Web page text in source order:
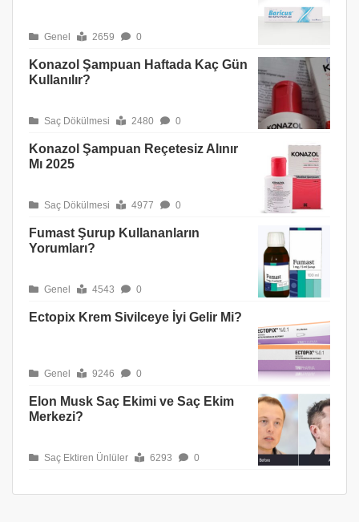
Genel 2659 0
Konazol Şampuan Haftada Kaç Gün
Kullanılır?
Saç Dökülmesi 2480 0
Konazol Şampuan Reçetesiz Alınır
Mı 2025
Saç Dökülmesi 4977 0
Fumast Şurup Kullananların
Yorumları?
Genel 4543 0
Ectopix Krem Sivilceye İyi Gelir Mi?
Genel 9246 0
Elon Musk Saç Ekimi ve Saç Ekim
Merkezi?
Saç Ektiren Ünlüler 6293 0